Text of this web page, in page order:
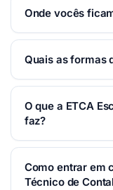
Atendemos
página.
Onde vocês
Estamos na Rua
pelo Waze ou
desta página.
Quais as formas
Aceitamos:
O que a ETCA
faz?
Contabilidade
contabilidade e
Como entrar em
Técnico de